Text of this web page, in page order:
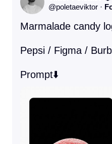
@poletaeviktor ·
Marmalade candy
Pepsi / Figma /
Prompt⬇️